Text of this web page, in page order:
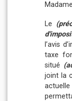
Le
l’avis
taxe
situé
joint la